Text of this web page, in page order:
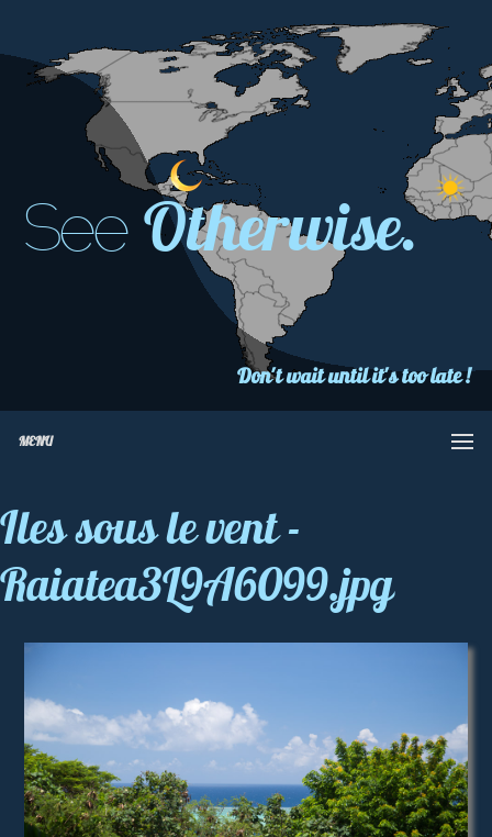
See Otherwise.
Don't wait until it's too late !
MENU
Iles sous le vent -
Raiatea3L9A6099.jpg